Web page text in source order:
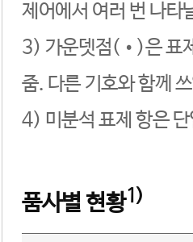
제어에서 여러 번 나타
3) 가운뎃점(•)은 표
줌. 다른 기호와 함께
4) 미분석 표제 항은
품사별 현황1)